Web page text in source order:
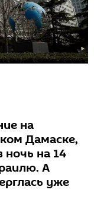
на
Дамаске,
ночь на 14
А
уже